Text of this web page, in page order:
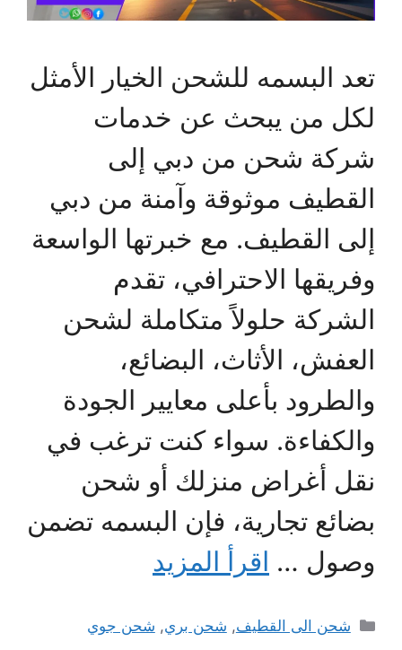
تعد البسمه للشحن الخيار الأمثل
لكل من يبحث عن خدمات
شركة شحن من دبي إلى
القطيف موثوقة وآمنة من دبي
إلى القطيف. مع خبرتها الواسعة
وفريقها الاحترافي، تقدم
الشركة حلولاً متكاملة لشحن
العفش، الأثاث، البضائع،
والطرود بأعلى معايير الجودة
والكفاءة. سواء كنت ترغب في
نقل أغراض منزلك أو شحن
بضائع تجارية، فإن البسمه تضمن
وصول … اقرأ المزيد
التصنيفات
شحن الى القطيف, شحن بري, شحن جوي